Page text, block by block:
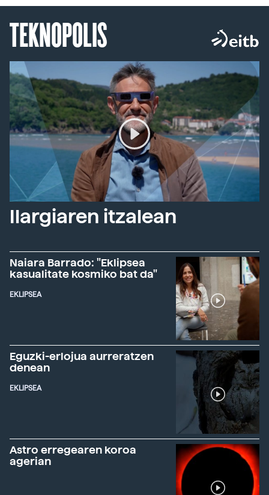
TEKNOPOLIS
Ilargiaren itzalean
Naiara Barrado: "Eklipsea
kasualitate kosmiko bat da"
EKLIPSEA
Eguzki-erlojua aurreratzen
denean
EKLIPSEA
Astro erregearen koroa
agerian